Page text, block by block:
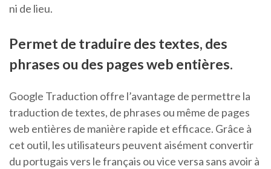
ni de lieu.
Permet de traduire des textes, des
phrases ou des pages web entières.
Google Traduction offre l’avantage de permettre la
traduction de textes, de phrases ou même de pages
web entières de manière rapide et efficace. Grâce à
cet outil, les utilisateurs peuvent aisément convertir
du portugais vers le français ou vice versa sans avoir à